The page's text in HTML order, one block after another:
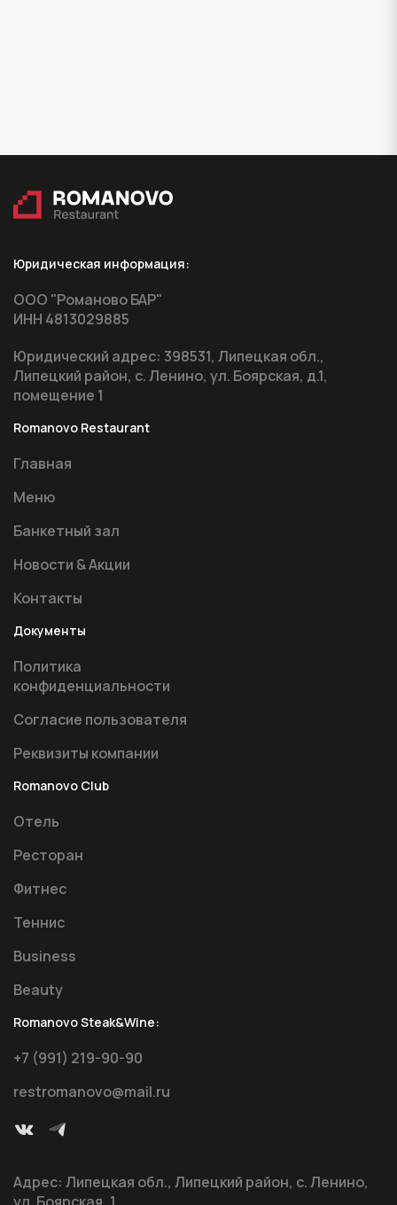
Юридическая информация:
ООО "Романово БАР"
ИНН 4813029885
Юридический адрес: 398531, Липецкая обл.,
Липецкий район, с. Ленино, ул. Боярская, д.1,
помещение 1
Romanovo Restaurant
Главная
Меню
Банкетный зал
Новости & Акции
Контакты
Документы
Политика
конфиденциальности
Согласие пользователя
Реквизиты компании
Romanovo Club
Отель
Ресторан
Фитнес
Теннис
Business
Beauty
Romanovo Steak&Wine:
+7 (991) 219-90-90
restromanovo@mail.ru
Адрес: Липецкая обл., Липецкий район, с. Ленино,